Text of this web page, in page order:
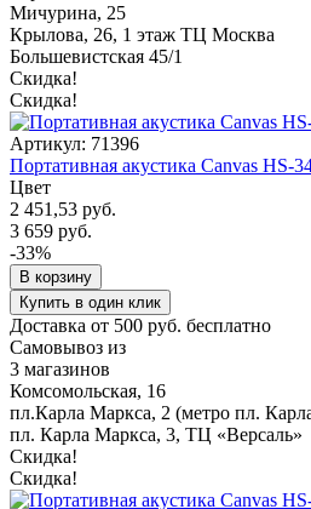
Мичурина, 25
Крылова, 26, 1 этаж ТЦ Москва
Большевистская 45/1
Скидка!
Скидка!
Артикул: 71396
Портативная акустика Canvas HS-
Цвет
2 451,53 руб.
3 659 руб.
-33%
В корзину
Купить в один клик
Доставка от 500 руб. бесплатно
Самовывоз из
3 магазинов
Комсомольская, 16
пл.Карла Маркса, 2 (метро пл.
пл. Карла Маркса, 3, ТЦ «Версаль»
Скидка!
Скидка!